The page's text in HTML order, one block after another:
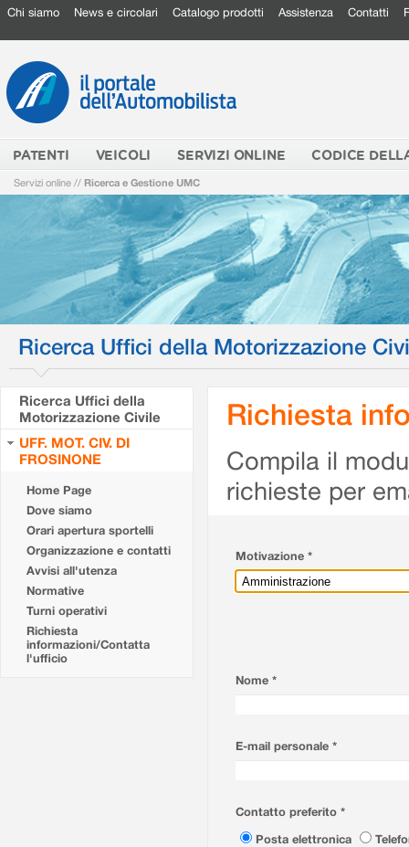
Chi siamo News e circolari Catalogo prodotti Assistenza Contatti
PATENTI VEICOLI SERVIZI ONLINE CODICE
Servizi online // Ricerca e Gestione UMC
Ricerca Uffici della Motorizzazione
Ricerca Uffici della
Motorizzazione Civile
UFF. MOT. CIV. DI
FROSINONE
Home Page
Dove siamo
Orari apertura sportelli
Organizzazione e contatti
Avvisi all'utenza
Normative
Turni operativi
Richiesta
informazioni/Contatta
l'ufficio
Richiesta
Compila il
richieste per
Motivazione *
Nome *
E-mail personale *
Contatto preferito *
Posta elettronica